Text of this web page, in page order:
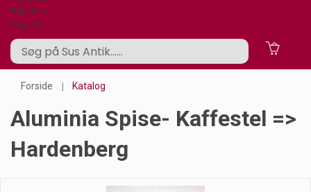
Butikken
Log ind
Forside Katalog
Aluminia Spise- Kaffestel =>
Hardenberg